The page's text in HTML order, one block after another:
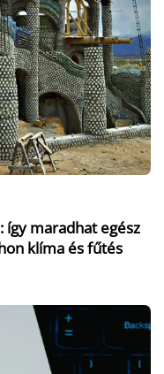
így maradhat egész
klíma és fűtés